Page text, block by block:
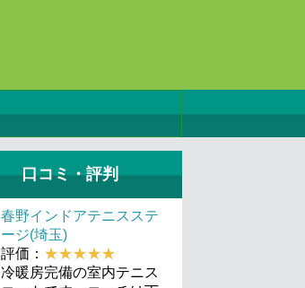
口コミ・評判
春野インドアテニスステ
ージ(埼玉)
評価： ★★★★★
冷暖房完備の室内テニス